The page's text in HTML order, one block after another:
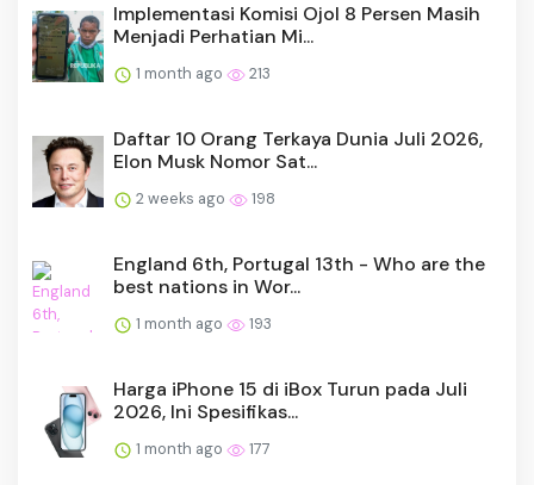
Implementasi Komisi Ojol 8 Persen Masih
Menjadi Perhatian Mi...
1 month ago 213
Daftar 10 Orang Terkaya Dunia Juli 2026,
Elon Musk Nomor Sat...
2 weeks ago 198
England 6th, Portugal 13th - Who are the
best nations in Wor...
1 month ago 193
Harga iPhone 15 di iBox Turun pada Juli
2026, Ini Spesifikas...
1 month ago 177